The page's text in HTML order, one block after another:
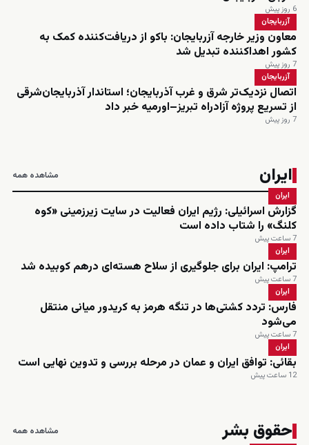
6 روز پیش
آزربایجان
معاون وزیر خارجه آزربایجان: باکو از دریافت‌کننده کمک به
کشور اهداکننده تبدیل شد
7 روز پیش
آزربایجان
اتصال نزدیک‌تر شرق و غرب آذربایجان؛ استاندار آذربایجان‌شرقی
از تسریع پروژه آزادراه تبریز–اورمیه خبر داد
7 روز پیش
ایران مشاهده همه
ایران
گزارش اسرائیلی: رژیم ایران فعالیت در سایت زیرزمینی «کوه
کلنگ» را شتاب داده است
7 ساعت پیش
ایران
ترامپ: ایران برای جلوگیری از سلاح هسته‌ای درهم کوبیده شد
7 ساعت پیش
ایران
فارس: تردد کشتی‌ها در تنگه هرمز به کریدور میانی منتقل
می‌شود
7 ساعت پیش
ایران
بقائی: توافق ایران و عمان در مرحله بررسی و تدوین نهایی است
12 ساعت پیش
حقوق بشر مشاهده همه